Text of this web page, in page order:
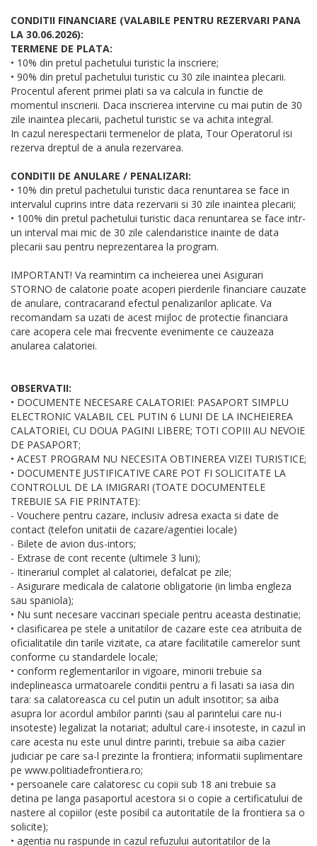
CONDITII FINANCIARE (VALABILE PENTRU REZERVARI PANA
LA 30.06.2026):
TERMENE DE PLATA:
• 10% din pretul pachetului turistic la inscriere;
• 90% din pretul pachetului turistic cu 30 zile inaintea plecarii.
Procentul aferent primei plati sa va calcula in functie de
momentul inscrierii. Daca inscrierea intervine cu mai putin de 30
zile inaintea plecarii, pachetul turistic se va achita integral.
In cazul nerespectarii termenelor de plata, Tour Operatorul isi
rezerva dreptul de a anula rezervarea.
CONDITII DE ANULARE / PENALIZARI:
• 10% din pretul pachetului turistic daca renuntarea se face in
intervalul cuprins intre data rezervarii si 30 zile inaintea plecarii;
• 100% din pretul pachetului turistic daca renuntarea se face intr-
un interval mai mic de 30 zile calendaristice inainte de data
plecarii sau pentru neprezentarea la program.
IMPORTANT! Va reamintim ca incheierea unei Asigurari
STORNO de calatorie poate acoperi pierderile financiare cauzate
de anulare, contracarand efectul penalizarilor aplicate. Va
recomandam sa uzati de acest mijloc de protectie financiara
care acopera cele mai frecvente evenimente ce cauzeaza
anularea calatoriei.
OBSERVATII:
• DOCUMENTE NECESARE CALATORIEI: PASAPORT SIMPLU
ELECTRONIC VALABIL CEL PUTIN 6 LUNI DE LA INCHEIEREA
CALATORIEI, CU DOUA PAGINI LIBERE; TOTI COPIII AU NEVOIE
DE PASAPORT;
• ACEST PROGRAM NU NECESITA OBTINEREA VIZEI TURISTICE;
• DOCUMENTE JUSTIFICATIVE CARE POT FI SOLICITATE LA
CONTROLUL DE LA IMIGRARI (TOATE DOCUMENTELE
TREBUIE SA FIE PRINTATE):
- Vouchere pentru cazare, inclusiv adresa exacta si date de
contact (telefon unitatii de cazare/agentiei locale)
- Bilete de avion dus-intors;
- Extrase de cont recente (ultimele 3 luni);
- Itinerariul complet al calatoriei, defalcat pe zile;
- Asigurare medicala de calatorie obligatorie (in limba engleza
sau spaniola);
• Nu sunt necesare vaccinari speciale pentru aceasta destinatie;
• clasificarea pe stele a unitatilor de cazare este cea atribuita de
oficialitatile din tarile vizitate, ca atare facilitatile camerelor sunt
conforme cu standardele locale;
• conform reglementarilor in vigoare, minorii trebuie sa
indeplineasca urmatoarele conditii pentru a fi lasati sa iasa din
tara: sa calatoreasca cu cel putin un adult insotitor; sa aiba
asupra lor acordul ambilor parinti (sau al parintelui care nu-i
insoteste) legalizat la notariat; adultul care-i insoteste, in cazul in
care acesta nu este unul dintre parinti, trebuie sa aiba cazier
judiciar pe care sa-l prezinte la frontiera; informatii suplimentare
pe www.politiadefrontiera.ro;
• persoanele care calatoresc cu copii sub 18 ani trebuie sa
detina pe langa pasaportul acestora si o copie a certificatului de
nastere al copiilor (este posibil ca autoritatile de la frontiera sa o
solicite);
• agentia nu raspunde in cazul refuzului autoritatilor de la